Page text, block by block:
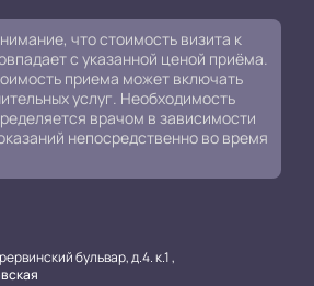
что стоимость визита к
с указанной ценой приёма.
приема может включать
услуг. Необходимость
врачом в зависимости
непосредственно во время
бульвар, д.4. к.1 ,